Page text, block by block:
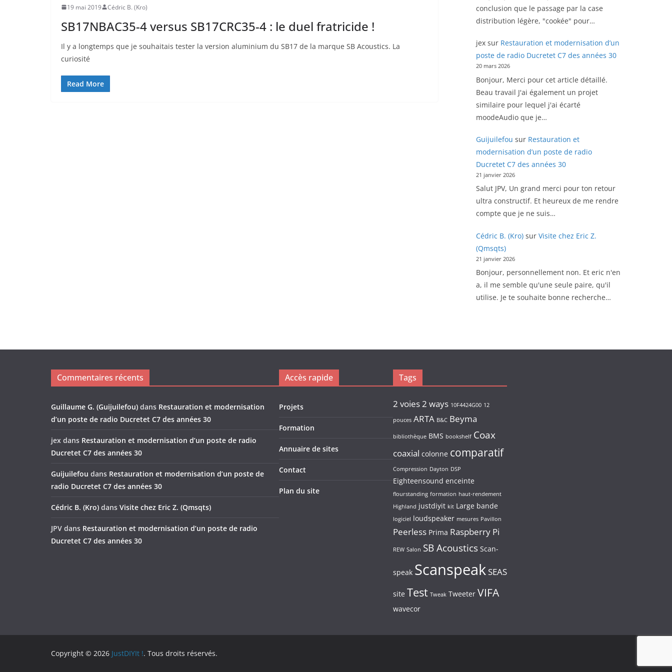
19 mai 2019 Cédric B. (Kro)
SB17NBAC35-4 versus SB17CRC35-4 : le duel fratricide !
Il y a longtemps que je souhaitais tester la version aluminium du SB17 de la marque SB Acoustics. La
curiosité
Read More
conclusion que le passage par la case
distribution légère, "cookée" pour…
jexsur Restauration et modernisation d’un
poste de radio Ducretet C7 des années 30
20 mars 2026
Bonjour, Merci pour cet article détaillé.
Beau travail J'ai également un projet
similaire pour lequel j'ai écarté
moodeAudio que je…
Guijuilefou sur Restauration et
modernisation d’un poste de radio
Ducretet C7 des années 30
21 janvier 2026
Salut JPV, Un grand merci pour ton retour
ultra constructif. Et heureux de me rendre
compte que je ne suis…
Cédric B. (Kro)sur Visite chez Eric Z.
(Qmsqts)
21 janvier 2026
Bonjour, personnellement non. Et eric n'en
a, il me semble qu'une seule paire, qu'il
utilise. Je te souhaite bonne recherche…
Commentaires récents
Guillaume G. (Guijuilefou) dans Restauration et modernisation
d’un poste de radio Ducretet C7 des années 30
jex dans Restauration et modernisation d’un poste de radio
Ducretet C7 des années 30
Guijuilefou dans Restauration et modernisation d’un poste de
radio Ducretet C7 des années 30
Cédric B. (Kro) dans Visite chez Eric Z. (Qmsqts)
JPV dans Restauration et modernisation d’un poste de radio
Ducretet C7 des années 30
Accès rapide
Projets
Formation
Annuaire de sites
Contact
Plan du site
Tags
2 voies2 ways 10F4424G00 12
pouces ARTA B&C Beyma
bibliothèque BMS bookshelf Coax
coaxial colonne comparatif
Compression Dayton DSP
Eighteensound enceinte
flourstanding formation haut-rendement
Highland justdiyit kit Large bande
logiciel loudspeaker mesures Pavillon
Peerless Prima Raspberry Pi
REW Salon SB Acoustics Scan-
speak Scanspeak SEAS
site Test Tweak Tweeter VIFA
wavecor
Copyright © 2026 JustDIYIt !. Tous droits réservés.